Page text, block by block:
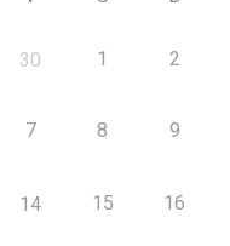
30 1 2
7 8 9
14 15 16